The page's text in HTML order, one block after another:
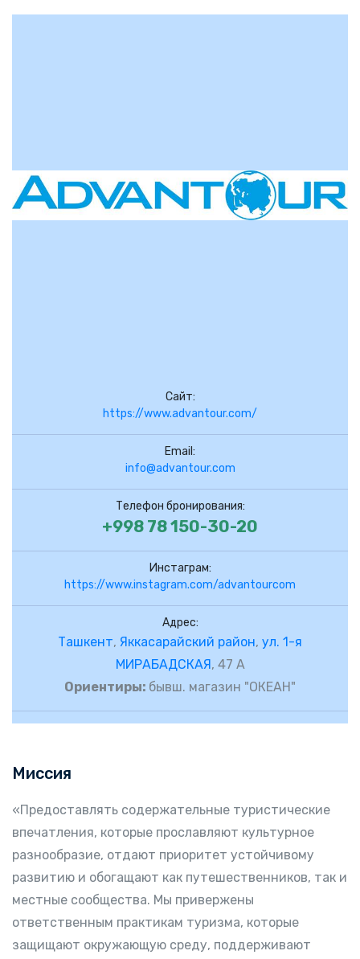
Сайт:
https://www.advantour.com/
Email:
info@advantour.com
Телефон бронирования:
+998 78 150-30-20
Инстаграм:
https://www.instagram.com/advantourcom
Адрес:
Ташкент, Яккасарайский район, ул. 1-я
МИРАБАДСКАЯ, 47 А
Ориентиры: бывш. магазин "ОКЕАН"
Миссия
«Предоставлять содержательные туристические
впечатления, которые прославляют культурное
разнообразие, отдают приоритет устойчивому
развитию и обогащают как путешественников, так и
местные сообщества. Мы привержены
ответственным практикам туризма, которые
защищают окружающую среду, поддерживают